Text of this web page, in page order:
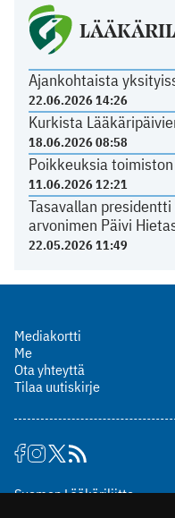
Ajankohtaista
22.06.2026 14:26
Kurkista
18.06.2026 08:58
Poikkeuksia
11.06.2026 12:21
Tasavallan
arvonimen Päivi
22.05.2026 11:49
Mediakortti
Me
Ota yhteyttä
Tilaa uutiskirje
Suomen Lääkäriliitto